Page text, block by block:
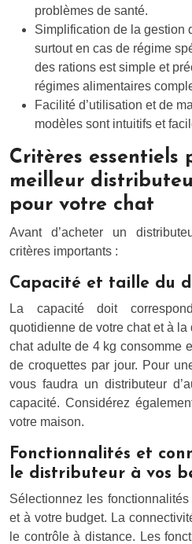
problèmes de santé.
Simplification de la gestion
surtout en cas de régime
des rations est simple et
régimes alimentaires
Facilité d’utilisation et de
modèles sont intuitifs et
Critères essentiels
meilleur
pour votre chat
Avant d’acheter un
critères importants :
Capacité et taille du
La capacité doit
quotidienne de votre chat et à
chat adulte de 4 kg consomme
de croquettes par jour. Pour
vous faudra un distributeur
capacité. Considérez
votre maison.
Fonctionnalités et
le distributeur à vos
Sélectionnez les
et à votre budget. La
le contrôle à distance. Les